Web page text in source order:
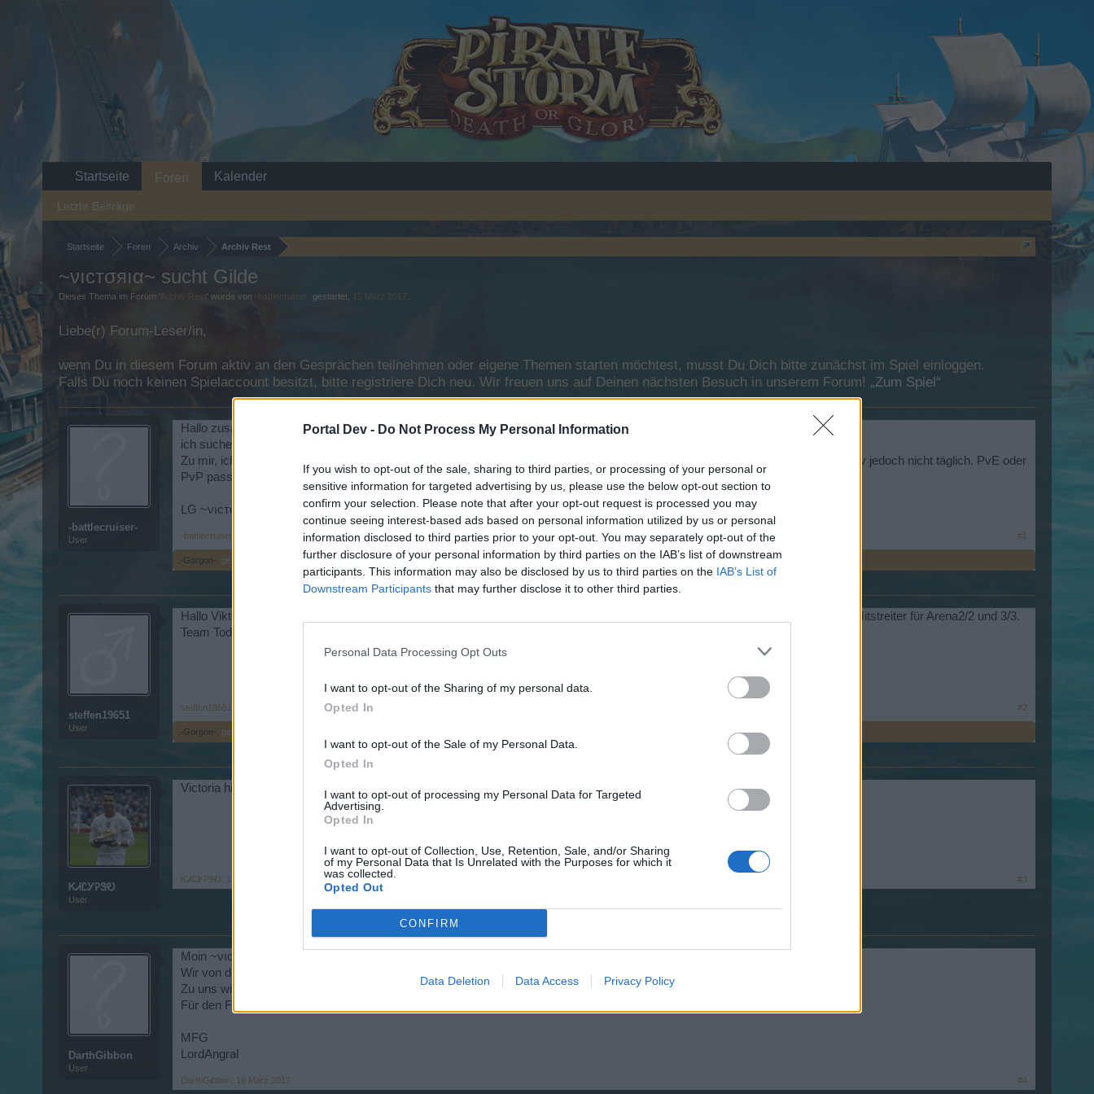
Portal Dev - Do Not Process My Personal Information
If you wish to opt-out of the sale, sharing to third parties, or processing of your personal or
sensitive information for targeted advertising by us, please use the below opt-out section to
confirm your selection. Please note that after your opt-out request is processed you may
continue seeing interest-based ads based on personal information utilized by us or personal
information disclosed to third parties prior to your opt-out. You may separately opt-out of the
further disclosure of your personal information by third parties on the IAB’s list of downstream
participants. This information may also be disclosed by us to third parties on the IAB’s List of
Downstream Participants that may further disclose it to other third parties.
Personal Data Processing Opt Outs
I want to opt-out of the Sharing of my personal data.
Opted In
I want to opt-out of the Sale of my Personal Data.
Opted In
I want to opt-out of processing my Personal Data for Targeted
Advertising.
Opted In
I want to opt-out of Collection, Use, Retention, Sale, and/or Sharing
of my Personal Data that Is Unrelated with the Purposes for which it
was collected.
Opted Out
CONFIRM
Data Deletion Data Access Privacy Policy
Startseite Foren Archiv Archiv Rest
~νıcтσяıα~ sucht Gilde
Dieses Thema im Forum ' Archiv Rest' wurde von -battlecruiser- gestartet, 15 März 2017
Liebe(r) Forum-Leser/in,
wenn Du in diesem Forum aktiv an den Gesprächen teilnehmen oder eigene Themen starten möchtest, musst Du Dich bitte zunächst im Spiel einloggen.
Falls Du noch keinen Spielaccount besitzt, bitte registriere Dich neu. Wir freuen uns auf Deinen nächsten Besuch in unserem Forum! „Zum Spiel“
-battlecruiser-
User
Hallo zusammen,
ich suche eine aktive Gilde am besten mit TS3 ( Server kann ich notfalls stellen)
Zu mir, ich bin schon eine weile im Game und kenne mich somit auch sehr gut aus, Zorn des Drachen, Level 34, regelmäßig aktiv jedoch nicht täglich. PvE oder
PvP passe ich mich an.
LG ~νıcтσяıα~
-battlecruiser- #1
.-Gorgon-. gefällt dies.
steffen19651
User
Hallo Viktoria.Bin der Steffen Gilde AWG Level15. Bin selber Level 50. Täglich hier unterwegs. Habe noch kein TS. Suche auch Mitstreiter für Arena2/2 und 3/3.
Team Tod mit Herz. Gruß Ich1965
steffen19651 #2
.-Gorgon-. gefällt dies.
ᏦᏗᏝᎩᎮᏕᎧ
User
Victoria hi wir waren zusammen in der soc komm doch zun uns pd1
ᏦᏗᏝᎩᎮᏕᎧ 16 März 2017 #3
DarthGibbon
User
Moin ~νıcтσяıα~,
Wir von der B2R würden uns freuen, wenn du zu uns kommst. (Bei interesse Melde dich einfach bei mir oder der Gilde)
Zu uns wir sind ne 50er Gilde mit eigenem TS Server und Spaß am Spiel.
Für den Fall das du die B2R noch von Früher kennst, wir haben uns im Februar 2015 komplett verändert.
MFG
LordAngral
DarthGibbon 16 März 2017 #4
Startseite Foren
Letzte Beiträge
Kalender